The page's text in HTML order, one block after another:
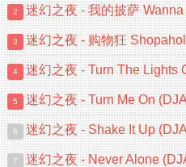
2
3
4
5
6
7